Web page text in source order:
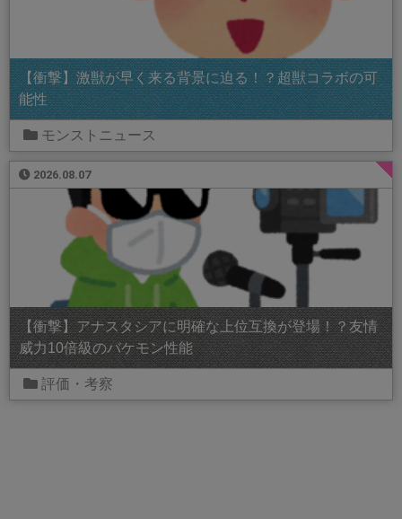
【衝撃】激獣が早く来る背景に迫る！？超獣コラボの可
能性
モンストニュース
2026.08.07
【衝撃】アナスタシアに明確な上位互換が登場！？友情
威力10倍級のバケモン性能
評価・考察